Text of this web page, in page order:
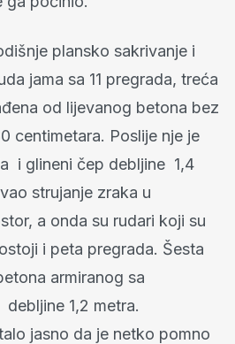
plansko sakrivanje i
jama sa 11 pregrada, treća
od lijevanog betona bez
centimetara. Poslije nje je
i glineni čep debljine 1,4
strujanje zraka u
a onda su rudari koji su
i peta pregrada. Šesta
armiranog sa
1,2 metra.
jasno da je netko pomno